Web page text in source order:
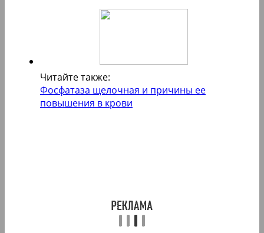
Читайте также:
Фосфатаза щелочная и причины ее
повышения в крови